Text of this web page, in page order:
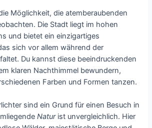
Möglichkeit, die atemberaubenden
Die Stadt liegt im hohen
und bietet ein einzigartiges
sich vor allem während der
Du kannst diese beeindruckenden
klaren Nachthimmel bewundern,
Farben und Formen tanzen.
sind ein Grund für einen Besuch in
Naturist unvergleichlich. Hier